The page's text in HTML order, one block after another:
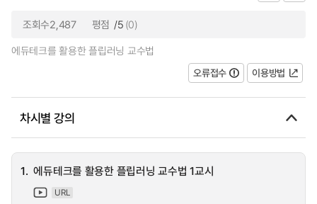
조회수2,487 평점 /5 (0)
에듀테크를 활용한 플립러닝 교수법
오류접수
이용방법
차시별 강의
1. 에듀테크를 활용한 플립러닝 교수법 1교시
URL